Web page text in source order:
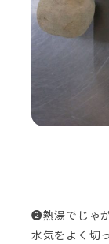
❷熱湯でじゃ
水気をよく切